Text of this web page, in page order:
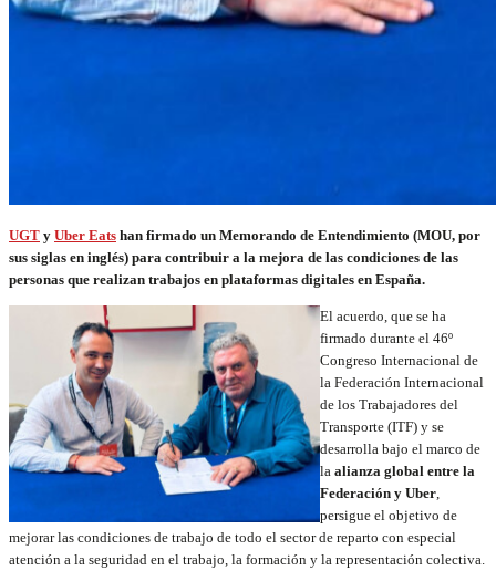
UGT y Uber Eats han firmado un Memorando de Entendimiento (MOU, por
sus siglas en inglés) para contribuir a la mejora de las condiciones de las
personas que realizan trabajos en plataformas digitales en España.
El acuerdo, que se ha
firmado durante el 46º
Congreso Internacional de
la Federación Internacional
de los Trabajadores del
Transporte (ITF) y se
desarrolla bajo el marco de
la alianza global entre la
Federación y Uber,
persigue el objetivo de
mejorar las condiciones de trabajo de todo el sector de reparto con especial
atención a la seguridad en el trabajo, la formación y la representación colectiva.